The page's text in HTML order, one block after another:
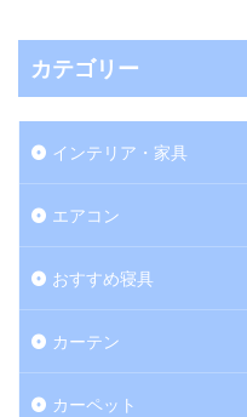
カテゴリー
インテリア・家具
エアコン
おすすめ寝具
カーテン
カーペット